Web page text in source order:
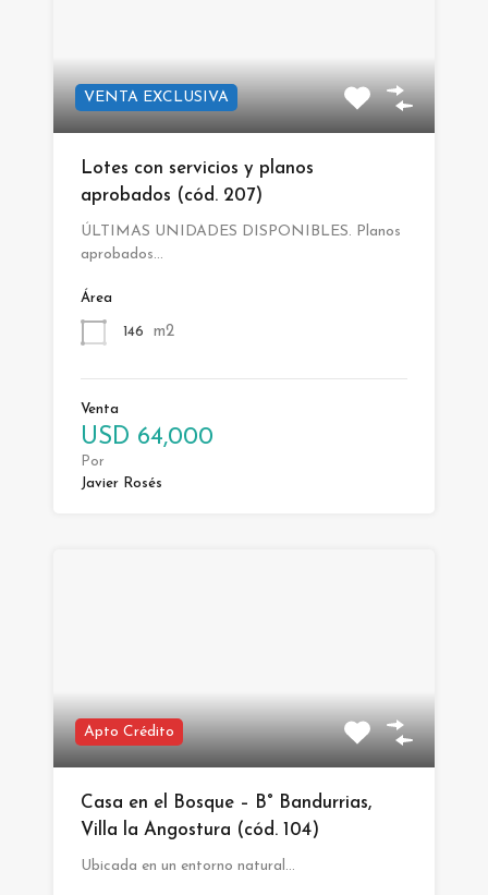
VENTA EXCLUSIVA
Lotes con servicios y planos
aprobados (cód. 207)
ÚLTIMAS UNIDADES DISPONIBLES. Planos
aprobados…
Área
146 m2
Venta
USD 64,000
Por
Javier Rosés
Apto Crédito
Casa en el Bosque – B° Bandurrias,
Villa la Angostura (cód. 104)
Ubicada en un entorno natural…